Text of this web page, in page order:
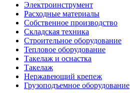
Электроинструмент
Расходные материалы
Собственное производство
Складская техника
Строительное оборудование
Тепловое оборудование
Такелаж и оснастка
Такелаж
Нержавеющий крепеж
Грузоподъемное оборудование